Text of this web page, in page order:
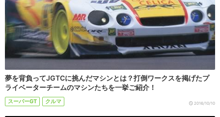
夢を背負ってJGTCに挑んだマシンとは？打倒ワークスを掲げたプ
ライベーターチームのマシンたちを一挙ご紹介！
スーパーGT クルマ 2016/10/10